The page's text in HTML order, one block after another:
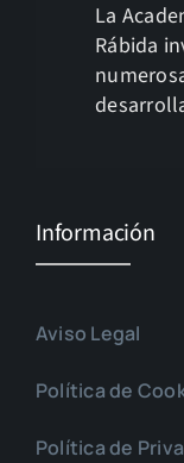
La
Rábida
Información
Aviso Legal
Política de
Política de